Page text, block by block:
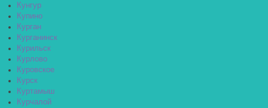
Кунгур
Купино
Курган
Курганинск
Курильск
Курлово
Куровское
Курск
Куртамыш
Курчалой